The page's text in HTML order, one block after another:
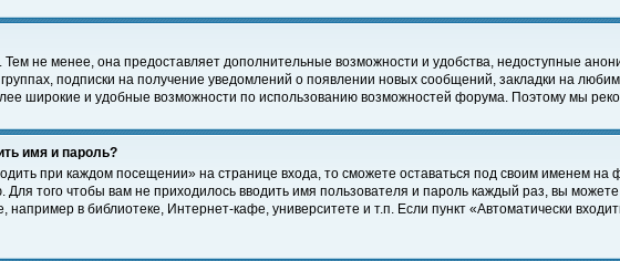
не менее, она предоставляет дополнительные возможности и удобства, недоступные
подписки на получение уведомлений о появлении новых сообщений, закладки на
широкие и удобные возможности по использованию возможностей форума. Поэтому мы
имя и пароль?
при каждом посещении» на странице входа, то сможете оставаться под своим именем
Для того чтобы вам не приходилось вводить имя пользователя и пароль каждый раз, вы
в библиотеке, Интернет-кафе, университете и т.п. Если пункт «Автоматически